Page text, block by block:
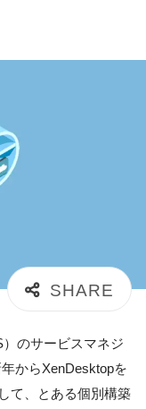
のサービスマネジ
からXenDesktopを
て、とある個別構築